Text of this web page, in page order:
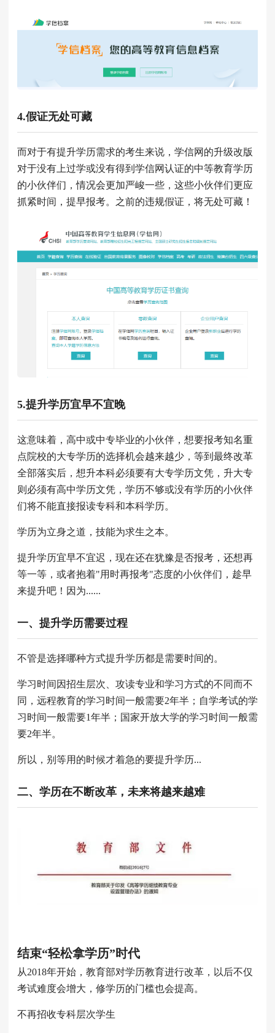
4.假证无处可藏
而对于有提升学历需求的考生来说，学信网的升级改版
对于没有上过学或没有得到学信网认证的中等教育学历
的小伙伴们，情况会更加严峻一些，这些小伙伴们更应
抓紧时间，提早报考。之前的违规假证，将无处可藏！
5.提升学历宜早不宜晚
这意味着，高中或中专毕业的小伙伴，想要报考知名重
点院校的大专学历的选择机会越来越少，等到最终改革
全部落实后，想升本科必须要有大专学历文凭，升大专
则必须有高中学历文凭，学历不够或没有学历的小伙伴
们将不能直接报读专科和本科学历。
学历为立身之道，技能为求生之本。
提升学历宜早不宜迟，现在还在犹豫是否报考，还想再
等一等，或者抱着"用时再报考"态度的小伙伴们，趁早
来提升吧！因为......
一、提升学历需要过程
不管是选择哪种方式提升学历都是需要时间的。
学习时间因招生层次、攻读专业和学习方式的不同而不
同，远程教育的学习时间一般需要2年半；自学考试的学
习时间一般需要1年半；国家开放大学的学习时间一般需
要2年半。
所以，别等用的时候才着急的要提升学历...
二、学历在不断改革，未来将越来越难
结束“轻松拿学历”时代
从2018年开始，教育部对学历教育进行改革，以后不仅
考试难度会增大，修学历的门槛也会提高。
不再招收专科层次学生